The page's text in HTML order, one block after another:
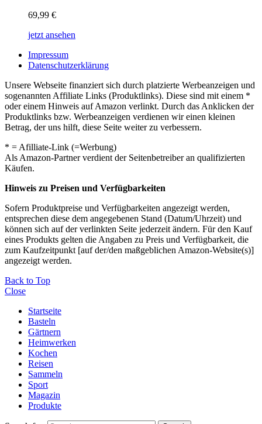
69,99 €
jetzt ansehen
Impressum
Datenschutzerklärung
Unsere Webseite finanziert sich durch platzierte Werbeanzeigen und
sogenannten Affiliate Links (Produktlinks). Diese sind mit einem *
oder einem Hinweis auf Amazon verlinkt. Durch das Anklicken der
Produktlinks bzw. Werbeanzeigen verdienen wir einen kleinen
Betrag, der uns hilft, diese Seite weiter zu verbessern.
* = Afilliate-Link (=Werbung)
Als Amazon-Partner verdient der Seitenbetreiber an qualifizierten
Käufen.
Hinweis zu Preisen und Verfügbarkeiten
Sofern Produktpreise und Verfügbarkeiten angezeigt werden,
entsprechen diese dem angegebenen Stand (Datum/Uhrzeit) und
können sich auf der verlinkten Seite jederzeit ändern. Für den Kauf
eines Produkts gelten die Angaben zu Preis und Verfügbarkeit, die
zum Kaufzeitpunkt [auf der/den maßgeblichen Amazon-Website(s)]
angezeigt werden.
Back to Top
Close
Startseite
Basteln
Gärtnern
Heimwerken
Kochen
Reisen
Sammeln
Sport
Magazin
Produkte